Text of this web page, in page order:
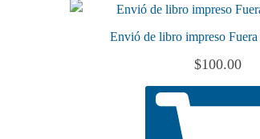
Envió de libro impreso
$100.00